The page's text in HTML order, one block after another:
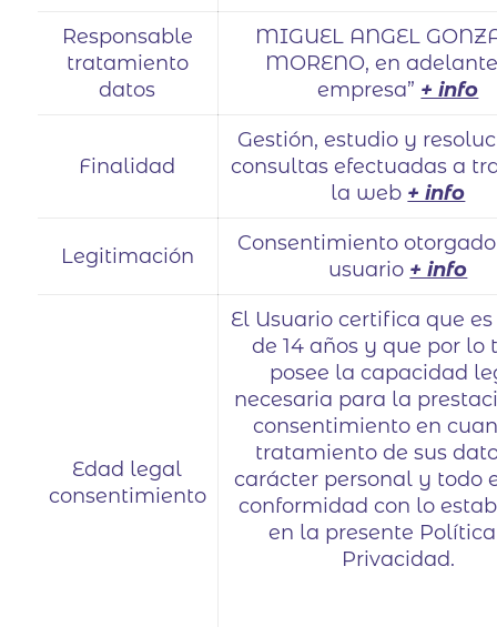
Responsable
tratamiento
datos
MIGUEL ANGEL
MORENO, en
empresa” + info
Finalidad
Gestión, estudio y
consultas efectuadas a
la web + info
Legitimación
Consentimiento
usuario + info
Edad legal
consentimiento
El Usuario certifica que
de 14 años y que por lo
posee la capacidad
necesaria para la
consentimiento en
tratamiento de sus
carácter personal y todo
conformidad con lo
en la presente
Privacidad.